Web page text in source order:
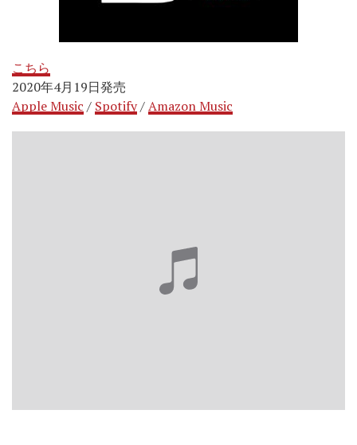
こちら
2020年4月19日発売
Apple Music / Spotify/Amazon Music